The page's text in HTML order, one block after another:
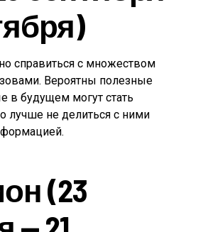
справиться с множеством
Вероятны полезные
в будущем могут стать
лучше не делиться с ними
(23